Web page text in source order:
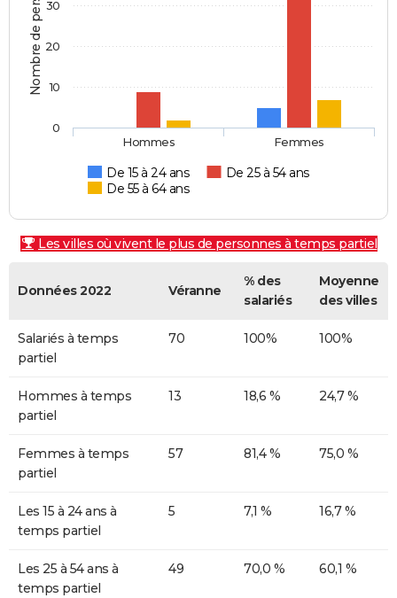
De 15 à 24 ans
De 25 à 54 ans
De 55 à 64 ans
Hommes Femmes
0
10
20
30
Les villes où vivent le plus de personnes à temps partiel
Données 2022 Véranne
% des
salariés
Moyenne
des villes
Salariés à temps
partiel
70 100% 100%
Hommes à temps
partiel
13 18,6 % 24,7 %
Femmes à temps
partiel
57 81,4 % 75,0 %
Les 15 à 24 ans à
temps partiel
5 7,1 % 16,7 %
Les 25 à 54 ans à
temps partiel
49 70,0 % 60,1 %